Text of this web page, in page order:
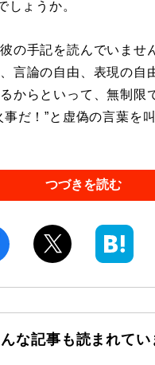
しょうか。
の手記を読んでいませ
言論の自由、表現の自
からといって、無制限
だ！”と虚偽の言葉を
つづきを読む
な記事も読まれてい